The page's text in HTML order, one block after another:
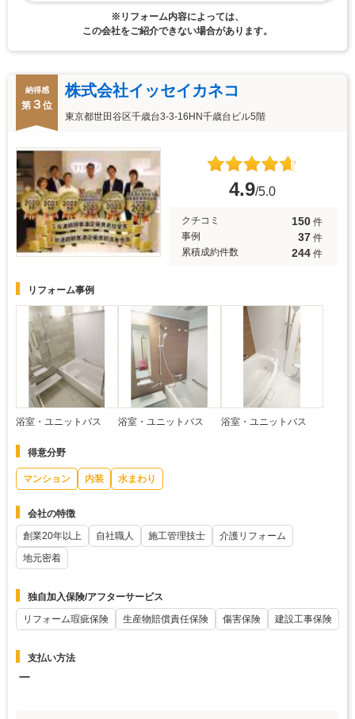
※リフォーム内容によっては、
この会社をご紹介できない場合があります。
納得感
第 ３ 位
株式会社イッセイカネコ
東京都世田谷区千歳台3-3-16HN千歳台ビル5階
4.9/5.0
クチコミ 150 件
事例
37 件
累積成約件数
244 件
リフォーム事例
浴室・ユニットバス 浴室・ユニットバス 浴室・ユニットバス
得意分野
マンション 内装 水まわり
会社の特徴
創業20年以上
自社職人 施工管理技士
介護リフォーム
地元密着
独自加入保険/アフターサービス
リフォーム瑕疵保険
生産物賠償責任保険 傷害保険 建設工事保険
支払い方法
ー